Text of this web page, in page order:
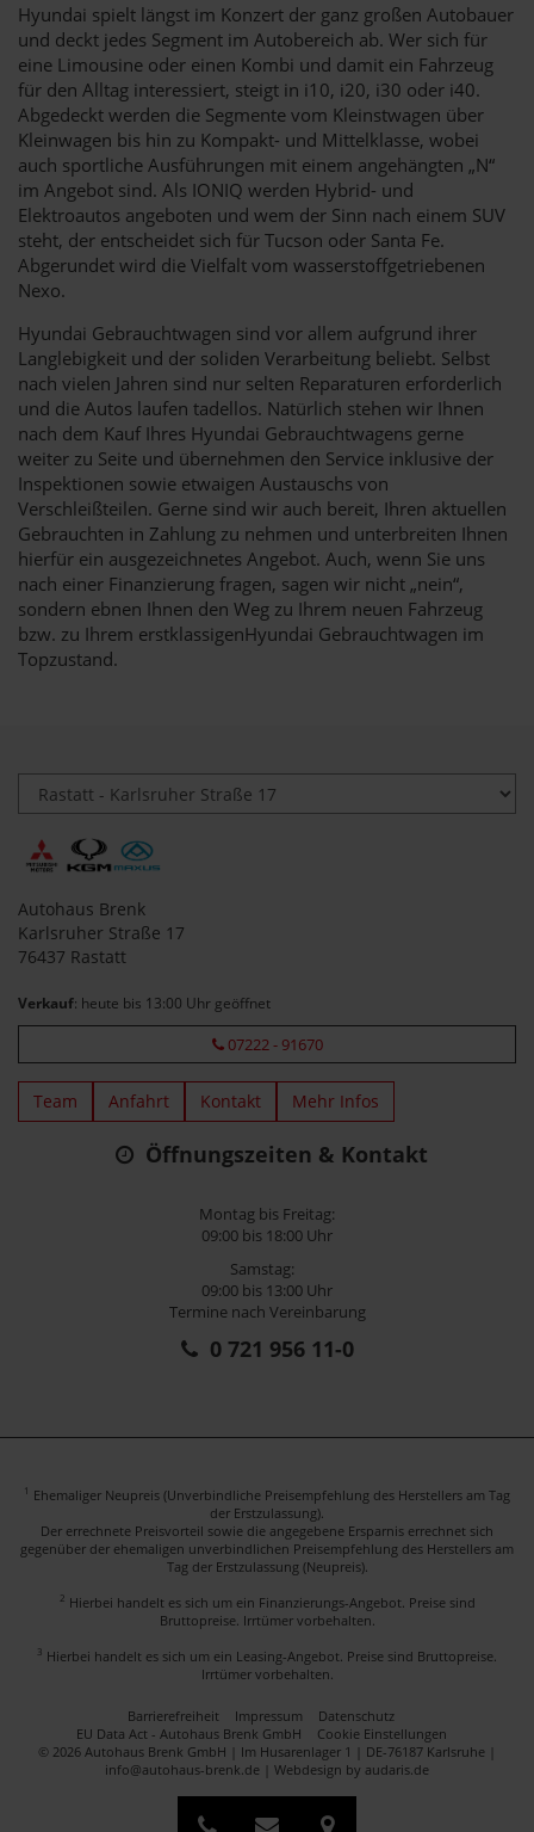
Hyundai spielt längst im Konzert der ganz großen Autobauer
und deckt jedes Segment im Autobereich ab. Wer sich für
eine Limousine oder einen Kombi und damit ein Fahrzeug
für den Alltag interessiert, steigt in i10, i20, i30 oder i40.
Abgedeckt werden die Segmente vom Kleinstwagen über
Kleinwagen bis hin zu Kompakt- und Mittelklasse, wobei
auch sportliche Ausführungen mit einem angehängten „N“
im Angebot sind. Als IONIQ werden Hybrid- und
Elektroautos angeboten und wem der Sinn nach einem SUV
steht, der entscheidet sich für Tucson oder Santa Fe.
Abgerundet wird die Vielfalt vom wasserstoffgetriebenen
Nexo.
Hyundai Gebrauchtwagen sind vor allem aufgrund ihrer
Langlebigkeit und der soliden Verarbeitung beliebt. Selbst
nach vielen Jahren sind nur selten Reparaturen erforderlich
und die Autos laufen tadellos. Natürlich stehen wir Ihnen
nach dem Kauf Ihres Hyundai Gebrauchtwagens gerne
weiter zu Seite und übernehmen den Service inklusive der
Inspektionen sowie etwaigen Austauschs von
Verschleißteilen. Gerne sind wir auch bereit, Ihren aktuellen
Gebrauchten in Zahlung zu nehmen und unterbreiten Ihnen
hierfür ein ausgezeichnetes Angebot. Auch, wenn Sie uns
nach einer Finanzierung fragen, sagen wir nicht „nein“,
sondern ebnen Ihnen den Weg zu Ihrem neuen Fahrzeug
bzw. zu Ihrem erstklassigenHyundai Gebrauchtwagen im
Topzustand.
Autohaus Brenk
Karlsruher Straße 17
76437 Rastatt
Verkauf: heute bis 13:00 Uhr geöffnet
07222 - 91670
Team Anfahrt Kontakt Mehr Infos
Öffnungszeiten & Kontakt
Montag bis Freitag:
09:00 bis 18:00 Uhr
Samstag:
09:00 bis 13:00 Uhr
Termine nach Vereinbarung
0 721 956 11-0
1 Ehemaliger Neupreis (Unverbindliche Preisempfehlung des Herstellers am Tag
der Erstzulassung).
Der errechnete Preisvorteil sowie die angegebene Ersparnis errechnet sich
gegenüber der ehemaligen unverbindlichen Preisempfehlung des Herstellers am
Tag der Erstzulassung (Neupreis).
2 Hierbei handelt es sich um ein Finanzierungs-Angebot. Preise sind
Bruttopreise. Irrtümer vorbehalten.
3 Hierbei handelt es sich um ein Leasing-Angebot. Preise sind Bruttopreise.
Irrtümer vorbehalten.
Barrierefreiheit Impressum
Datenschutz
EU Data Act - Autohaus Brenk GmbH
Cookie Einstellungen
© 2026 Autohaus Brenk GmbH | Im Husarenlager 1 | DE-76187 Karlsruhe |
info@autohaus-brenk.de | Webdesign by audaris.de